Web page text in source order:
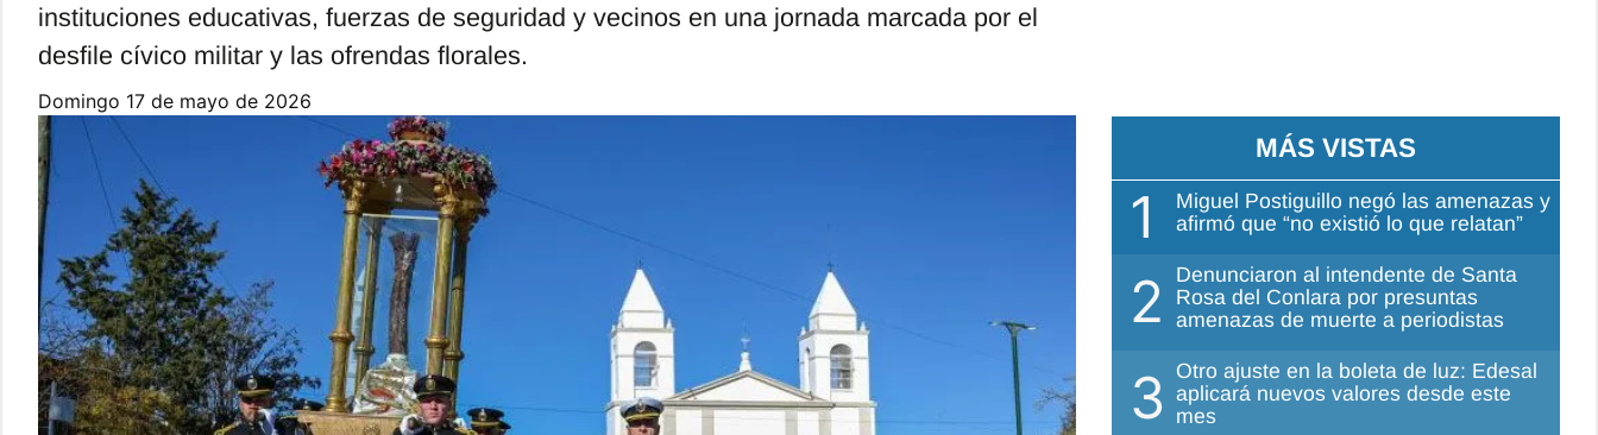
instituciones educativas, fuerzas de seguridad y vecinos en una jornada marcada por el
desfile cívico militar y las ofrendas florales.
domingo 17 de mayo de 2026
MÁS VISTAS
1
Miguel Postiguillo negó las amenazas y
afirmó que “no existió lo que relatan”
2
Denunciaron al intendente de Santa
Rosa del Conlara por presuntas
amenazas de muerte a periodistas
3 Otro ajuste en la boleta de luz: Edesal
aplicará nuevos valores desde este
mes